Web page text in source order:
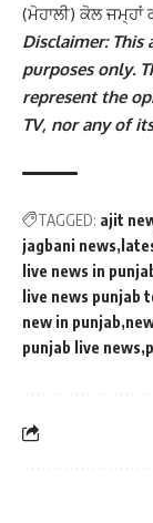
(ਮੋਹਾਲੀ) ਕੋਲ
Disclaimer:
purposes only.
represent the
TV, nor any of
TAGGED: ajit
jagbani news
live news in
live news punjab
new in punjab
punjab live news